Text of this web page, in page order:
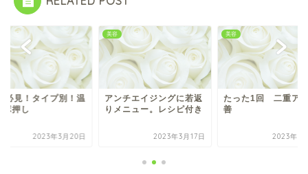
必見！タイプ別！温
ボ押し
2023年3月20日
美容
アンチエイジングに若返
りメニュー。レシピ付き
2023年3月17日
美容
たった1回 二重ア
善
2023年3